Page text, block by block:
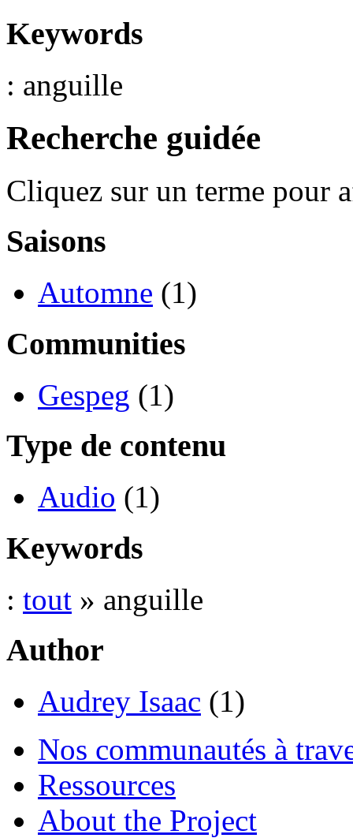
Keywords
: anguille
Recherche guidée
Cliquez sur un terme pour
Saisons
Automne (1)
Communities
Gespeg (1)
Type de contenu
Audio (1)
Keywords
: tout » anguille
Author
Audrey Isaac (1)
Nos communautés à
Ressources
About the Project